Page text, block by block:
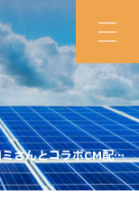
さんとコラボCM配信
スタート！